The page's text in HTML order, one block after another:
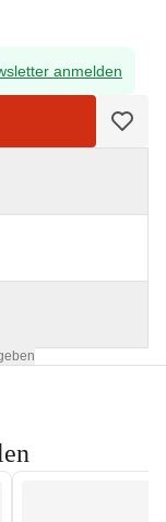
anmelden